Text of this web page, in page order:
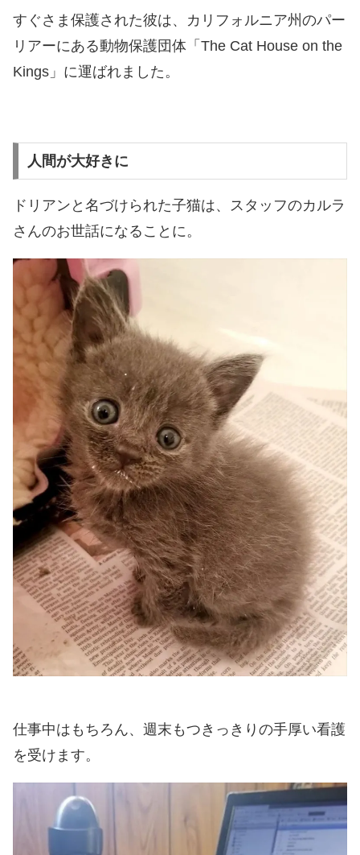
すぐさま保護された彼は、カリフォルニア州のパー
リアーにある動物保護団体「The Cat House on the
Kings」に運ばれました。
人間が大好きに
ドリアンと名づけられた子猫は、スタッフのカルラ
さんのお世話になることに。
仕事中はもちろん、週末もつきっきりの手厚い看護
を受けます。